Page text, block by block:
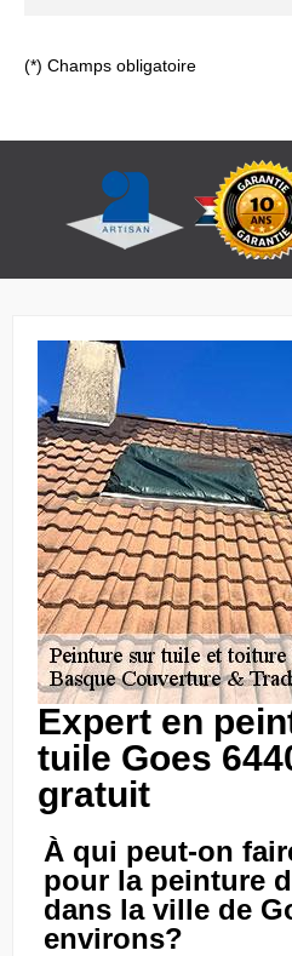
(*) Champs obligatoire
Expert en
tuile Goes
gratuit
À qui peut-on
pour la peinture
dans la ville de
environs?